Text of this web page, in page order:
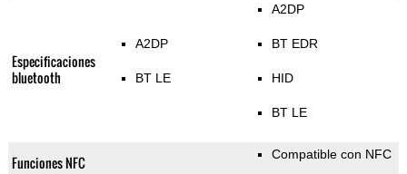
Especificaciones
bluetooth
A2DP
BT LE
A2DP
BT EDR
HID
BT LE
Funciones NFC Compatible con NFC